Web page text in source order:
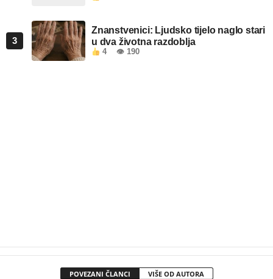
3
Znanstvenici: Ljudsko tijelo naglo stari
u dva životna razdoblja
4 👁 190
POVEZANI ČLANCI VIŠE OD AUTORA